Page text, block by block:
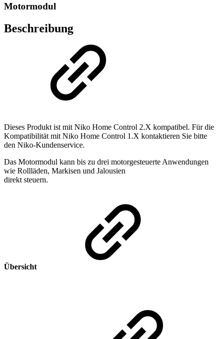
Motormodul
Beschreibung
Dieses Produkt ist mit Niko Home Control 2.X kompatibel. Für die
Kompatibilität mit Niko Home Control 1.X kontaktieren Sie bitte
den Niko-Kundenservice.
Das Motormodul kann bis zu drei motorgesteuerte Anwendungen
wie Rollläden, Markisen und Jalousien
direkt steuern.
Übersicht